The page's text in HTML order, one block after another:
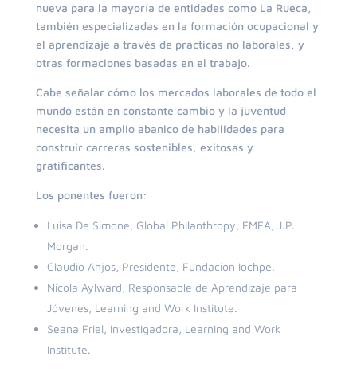
nueva para la mayoría de entidades como La Rueca,
también especializadas en la formación ocupacional y
el aprendizaje a través de prácticas no laborales, y
otras formaciones basadas en el trabajo.
Cabe señalar cómo los mercados laborales de todo el
mundo están en constante cambio y la juventud
necesita un amplio abanico de habilidades para
construir carreras sostenibles, exitosas y
gratificantes.
Los ponentes fueron:
Luisa De Simone, Global Philanthropy, EMEA, J.P.
Morgan.
Claudio Anjos, Presidente, Fundación Iochpe.
Nicola Aylward, Responsable de Aprendizaje para
Jóvenes, Learning and Work Institute.
Seana Friel, Investigadora, Learning and Work
Institute.